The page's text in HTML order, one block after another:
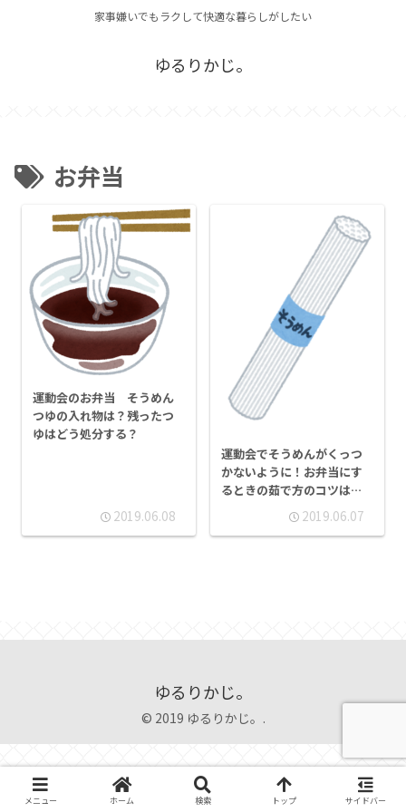
家事嫌いでもラクして快適な暮らしがしたい
ゆるりかじ。
お弁当
運動会のお弁当 そうめん
つゆの入れ物は？残ったつ
ゆはどう処分する？
2019.06.08
運動会でそうめんがくっつ
かないように！お弁当にす
るときの茹で方のコツは？
前日でもいい？2019.06.07
ゆるりかじ。
© 2019 ゆるりかじ。.
メニュー ホーム 検索 トップ サイドバー